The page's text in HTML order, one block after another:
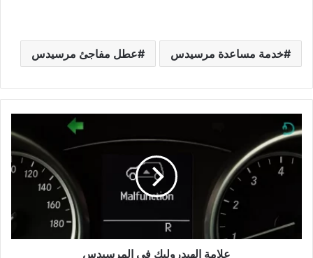
خدمة مساعدة مرسيدس عطل مفاجئ مرسيدس
علامة
الهيدروليك
المرسيدس
علامة الهيدروليك في المرسيدس